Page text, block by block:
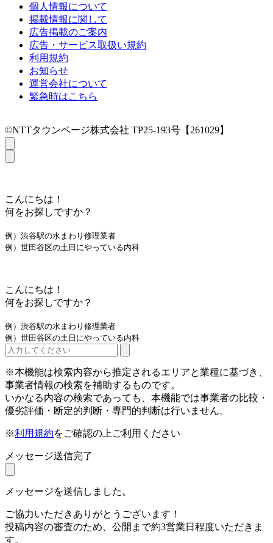
個人情報について
掲載情報に関して
広告掲載のご案内
広告・サービス取扱い規約
利用規約
お知らせ
運営会社について
緊急時はこちら
©NTTタウンページ株式会社 TP25-193号【261029】
こんにちは！
何をお探しですか？
例）渋谷駅の水まわり修理業者
例）世田谷区の土日にやっている内科
こんにちは！
何をお探しですか？
例）渋谷駅の水まわり修理業者
例）世田谷区の土日にやっている内科
※本機能は検索内容から推定されるエリアと業種に基づき、
事業者情報の検索を補助するものです。
いかなる内容の検索であっても、本機能では事業者の比較・
優劣評価・断定的判断・専門的判断は行いません。
※利用規約をご確認の上ご利用ください
メッセージ送信完了
メッセージを送信しました。
ご協力いただきありがとうございます！
投稿内容の審査のため、公開まで約3営業日程度いただきま
す。